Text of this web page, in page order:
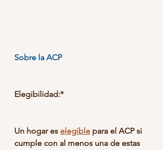
Sobre la ACP
Elegibilidad:*
Un hogar es elegible para el ACP si
cumple con al menos una de estas